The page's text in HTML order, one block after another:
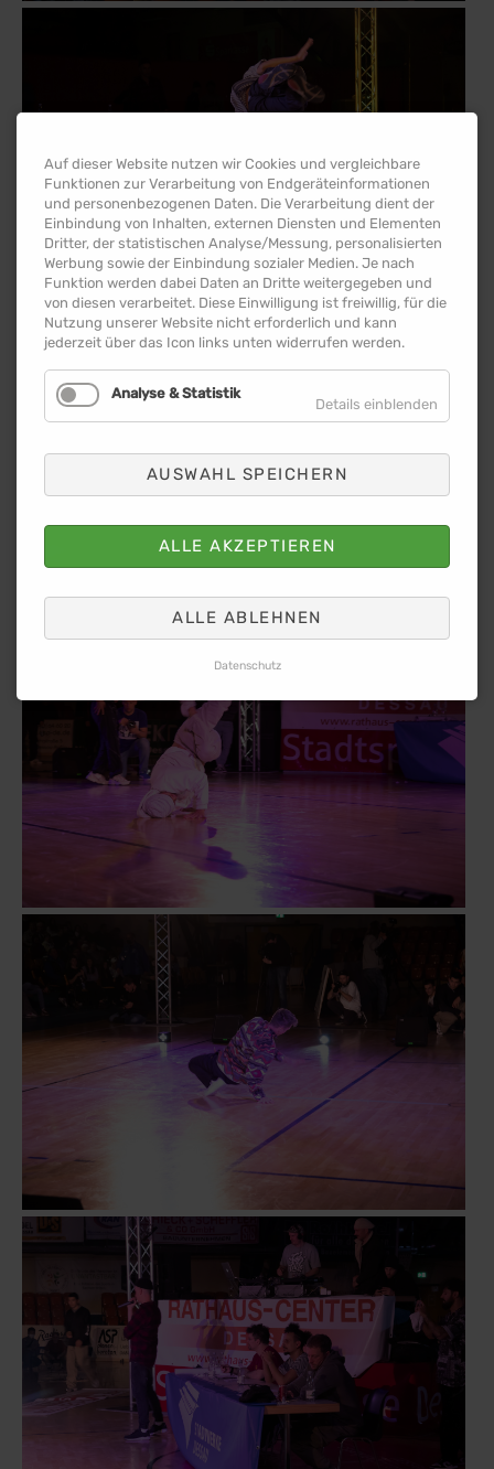
Auf dieser Website nutzen wir Cookies und vergleichbare
Funktionen zur Verarbeitung von Endgeräteinformationen
und personenbezogenen Daten. Die Verarbeitung dient der
Einbindung von Inhalten, externen Diensten und Elementen
Dritter, der statistischen Analyse/Messung, personalisierten
Werbung sowie der Einbindung sozialer Medien. Je nach
Funktion werden dabei Daten an Dritte weitergegeben und
von diesen verarbeitet. Diese Einwilligung ist freiwillig, für die
Nutzung unserer Website nicht erforderlich und kann
jederzeit über das Icon links unten widerrufen werden.
Analyse & Statistik
Details einblenden
AUSWAHL SPEICHERN
ALLE AKZEPTIEREN
ALLE ABLEHNEN
Datenschutz